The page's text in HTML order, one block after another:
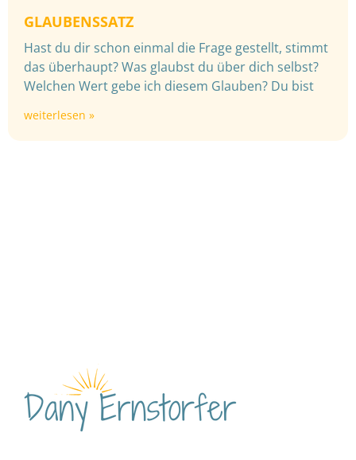
GLAUBENSSATZ
Hast du dir schon einmal die Frage gestellt, stimmt
das überhaupt? Was glaubst du über dich selbst?
Welchen Wert gebe ich diesem Glauben? Du bist
weiterlesen »